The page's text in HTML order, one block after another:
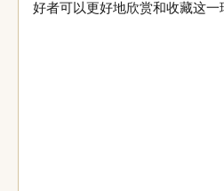
好者可以更好地欣赏和收藏这一